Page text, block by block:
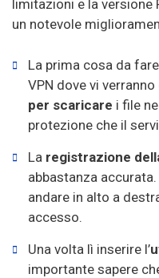
limitazioni e la versione
un notevole
La prima cosa da
VPN dove vi
per scaricare i file
protezione che il
La registrazione
abbastanza
andare in alto a
accesso.
Una volta lì inserire l’
importante sapere